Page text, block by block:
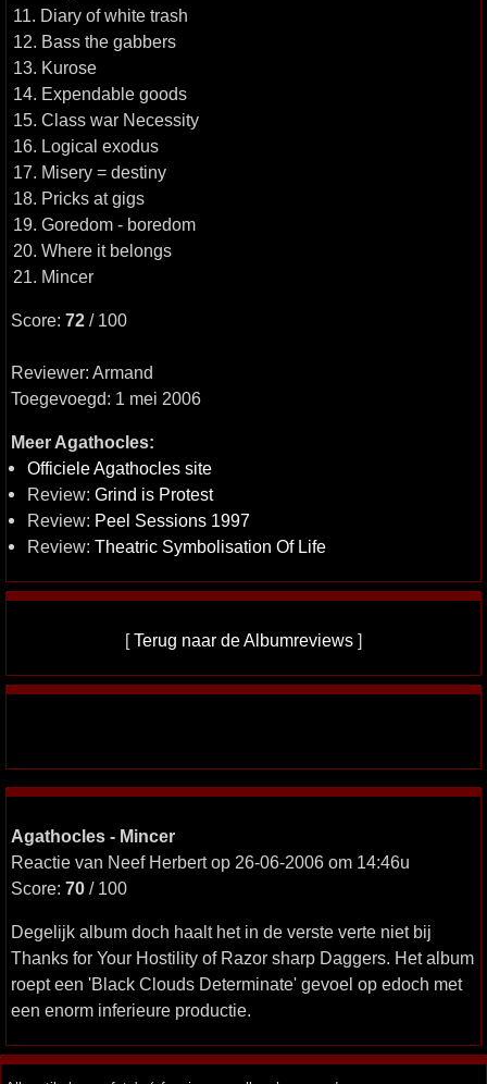
11. Diary of white trash
12. Bass the gabbers
13. Kurose
14. Expendable goods
15. Class war Necessity
16. Logical exodus
17. Misery = destiny
18. Pricks at gigs
19. Goredom - boredom
20. Where it belongs
21. Mincer
Score: 72 / 100
Reviewer: Armand
Toegevoegd: 1 mei 2006
Meer Agathocles:
Officiele Agathocles site
Review: Grind is Protest
Review: Peel Sessions 1997
Review: Theatric Symbolisation Of Life
[Terug naar de Albumreviews ]
Agathocles - Mincer
Reactie van Neef Herbert op 26-06-2006 om 14:46u
Score: 70 / 100
Degelijk album doch haalt het in de verste verte niet bij
Thanks for Your Hostility of Razor sharp Daggers. Het album
roept een 'Black Clouds Determinate' gevoel op edoch met
een enorm inferieure productie.